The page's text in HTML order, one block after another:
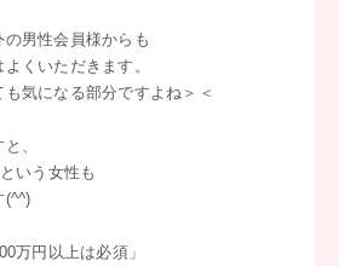
男性会員様からも
くいただきます。
気になる部分ですよね＞＜
、
いう女性も
(^^)
万円以上は必須」